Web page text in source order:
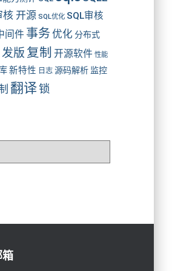
核 开源 SQL优化 SQL审核
间件 事务 优化 分布式
发版 复制 开源软件 性能
新特性 日志 源码解析 监控
翻译锁